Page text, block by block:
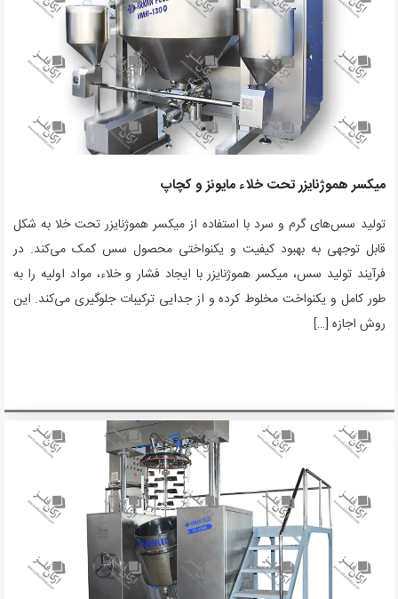
میکسر هموژنایزر تحت خلاء مایونز و کچاپ
تولید سس‌های گرم و سرد با استفاده از میکسر هموژنایزر تحت خلا به شکل
قابل توجهی به بهبود کیفیت و یکنواختی محصول سس کمک می‌کند. در
فرآیند تولید سس، میکسر هموژنایزر با ایجاد فشار و خلاء، مواد اولیه را به
طور کامل و یکنواخت مخلوط کرده و از جدایی ترکیبات جلوگیری می‌کند. این
روش اجازه […]